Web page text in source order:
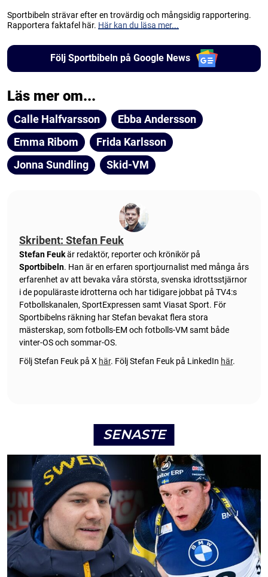
Sportbibeln strävar efter en trovärdig och mångsidig rapportering.
Rapportera faktafel här. Här kan du läsa mer...
Följ Sportbibeln på Google News
Läs mer om...
Calle Halfvarsson
Ebba Andersson
Emma Ribom
Frida Karlsson
Jonna Sundling
Skid-VM
Skribent: Stefan Feuk
Stefan Feukär redaktör, reporter och krönikör på
Sportbibeln. Han är en erfaren sportjournalist med många års
erfarenhet av att bevaka våra största, svenska idrottsstjärnor
i de populäraste idrotterna och har tidigare jobbat på TV4:s
Fotbollskanalen, SportExpressen samt Viasat Sport. För
Sportbibelns räkning har Stefan bevakat flera stora
mästerskap, som fotbolls-EM och fotbolls-VM samt både
vinter-OS och sommar-OS.
Följ Stefan Feuk på X här. Följ Stefan Feuk på LinkedIn här.
SENASTE